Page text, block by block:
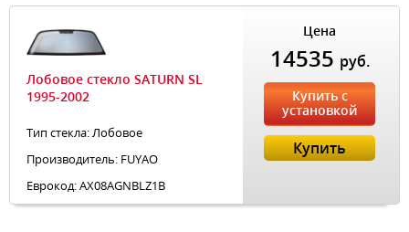
Лобовое стекло SATURN SL
1995-2002
Тип стекла: Лобовое
Производитель: FUYAO
Еврокод: AX08AGNBLZ1B
Цена
14535 руб.
Купить с
установкой
Купить